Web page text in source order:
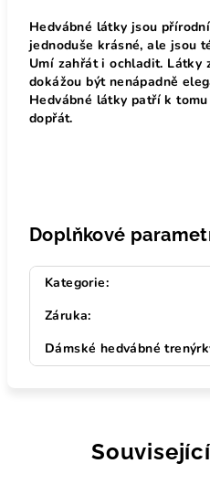
Hedvábné látky jsou
jednoduše krásné, ale jsou
Umí zahřát i ochladit. Látky
dokážou být nenápadně
Hedvábné látky patří k
dopřát.
Doplňkové
Kategorie:
Záruka:
Dámské hedvábné